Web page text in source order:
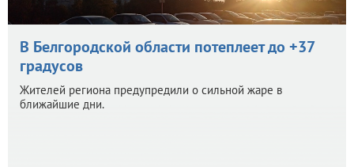
В Белгородской области потеплеет до +37
градусов
Жителей региона предупредили о сильной жаре в
ближайшие дни.